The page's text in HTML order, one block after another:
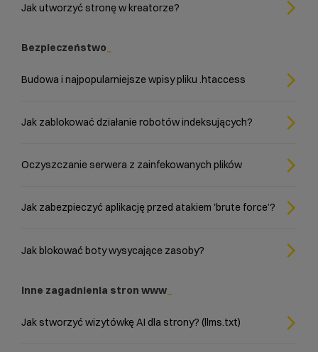
Jak utworzyć stronę w kreatorze?
Bezpieczeństwo
Budowa i najpopularniejsze wpisy pliku .htaccess
Jak zablokować działanie robotów indeksujących?
Oczyszczanie serwera z zainfekowanych plików
Jak zabezpieczyć aplikację przed atakiem 'brute force’?
Jak blokować boty wysycające zasoby?
Inne zagadnienia stron www
Jak stworzyć wizytówkę AI dla strony? (llms.txt)